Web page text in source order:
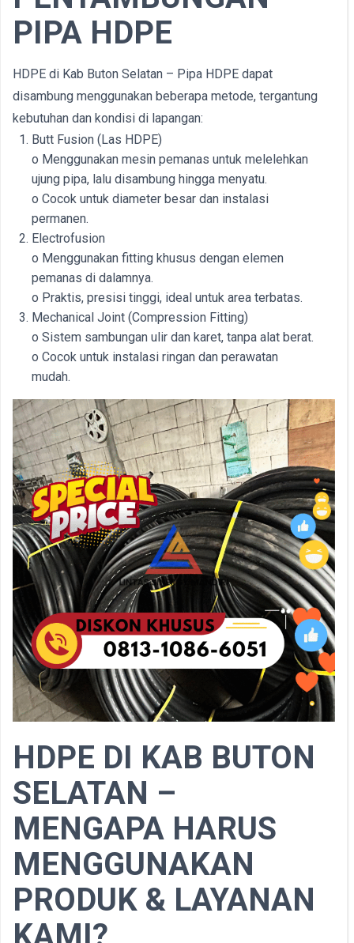
PIPA HDPE
HDPE di Kab Buton Selatan – Pipa HDPE dapat
disambung menggunakan beberapa metode, tergantung
kebutuhan dan kondisi di lapangan:
Butt Fusion (Las HDPE)
o Menggunakan mesin pemanas untuk melelehkan
ujung pipa, lalu disambung hingga menyatu.
o Cocok untuk diameter besar dan instalasi
permanen.
Electrofusion
o Menggunakan fitting khusus dengan elemen
pemanas di dalamnya.
o Praktis, presisi tinggi, ideal untuk area terbatas.
Mechanical Joint (Compression Fitting)
o Sistem sambungan ulir dan karet, tanpa alat berat.
o Cocok untuk instalasi ringan dan perawatan
mudah.
HDPE DI KAB BUTON
SELATAN –
MENGAPA HARUS
MENGGUNAKAN
PRODUK & LAYANAN
KAMI?